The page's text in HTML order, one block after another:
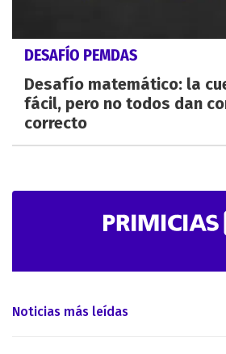
DESAFÍO PEMDAS
Desafío matemático: la
fácil, pero no todos dan
correcto
Noticias más leídas